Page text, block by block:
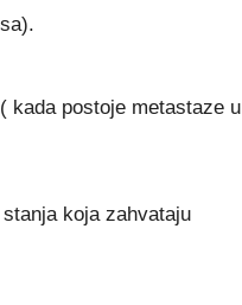
kada postoje metastaze u
koja zahvataju